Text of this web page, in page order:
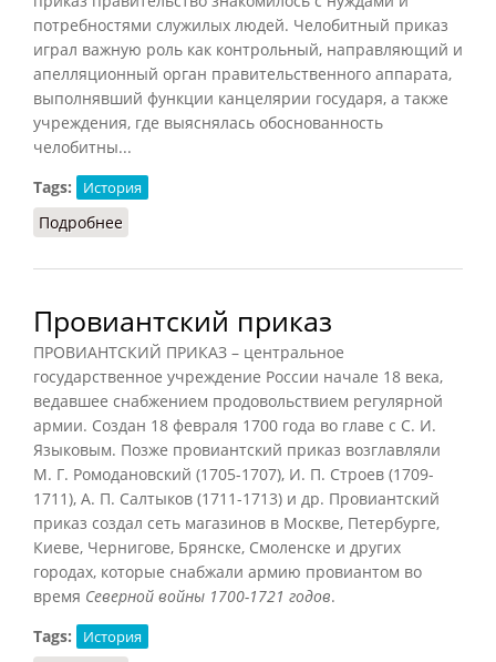
потребностями служилых людей. Челобитный приказ
играл важную роль как контрольный, направляющий и
апелляционный орган правительственного аппарата,
выполнявший функции канцелярии государя, а также
учреждения, где выяснялась обоснованность
челобитны...
Tags:
История
Подробнее
Провиантский приказ
ПРОВИАНТСКИЙ ПРИКАЗ – центральное
государственное учреждение России начале 18 века,
ведавшее снабжением продовольствием регулярной
армии. Создан 18 февраля 1700 года во главе с С. И.
Языковым. Позже провиантский приказ возглавляли
М. Г. Ромодановский (1705-1707), И. П. Строев (1709-
1711), А. П. Салтыков (1711-1713) и др. Провиантский
приказ создал сеть магазинов в Москве, Петербурге,
Киеве, Чернигове, Брянске, Смоленске и других
городах, которые снабжали армию провиантом во
время Северной войны 1700-1721 годов.
Tags:
История